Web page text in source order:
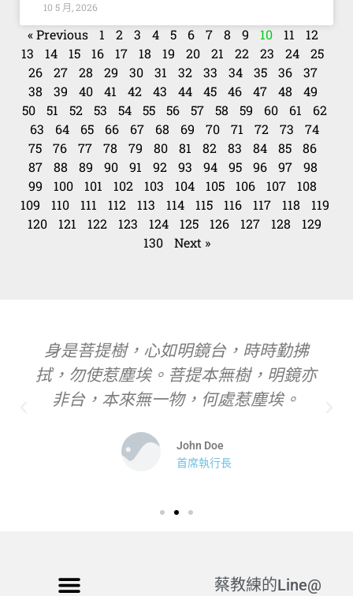
10 5 月, 2026
« Previous 1 2 3 4 5 6 7 8 9 10 11
12
13
14 15 16 17 18 19 20 21 22 23 24
25
26
27 28 29 30 31 32 33 34 35 36
37
38
39 40 41 42 43 44 45 46 47 48
49
50
51 52 53 54 55 56 57 58 59 60 61
62
63
64 65 66 67 68 69 70 71 72 73
74
75
76 77 78 79 80 81 82 83 84 85
86
87
88 89 90 91 92 93 94 95 96 97
98
99
100 101 102 103 104 105 106 107
108
109
110 111 112 113 114 115 116 117 118
119
120
121 122 123 124 125 126 127 128
129
130
Next »
身是菩提樹，心如明鏡台，時時勤拂
拭，勿使惹塵埃。菩提本無樹，明鏡亦
非台，本來無一物，何處惹塵埃。
John Doe
首席執行長
蔡教練的Line@